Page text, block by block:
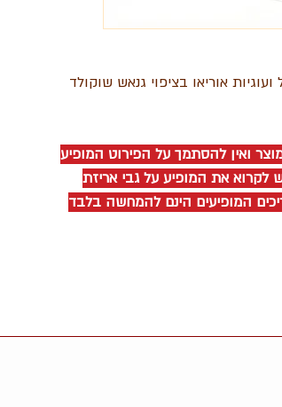
אוריאו בציפוי גנאש שוקולד
ואין להסתמך על הפירוט המופיע
לקרוא את המופיע על גבי אריזת
המופיעים הינם להמחשה בלבד